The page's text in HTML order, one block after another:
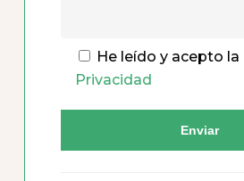
He leído y acepto la
Privacidad